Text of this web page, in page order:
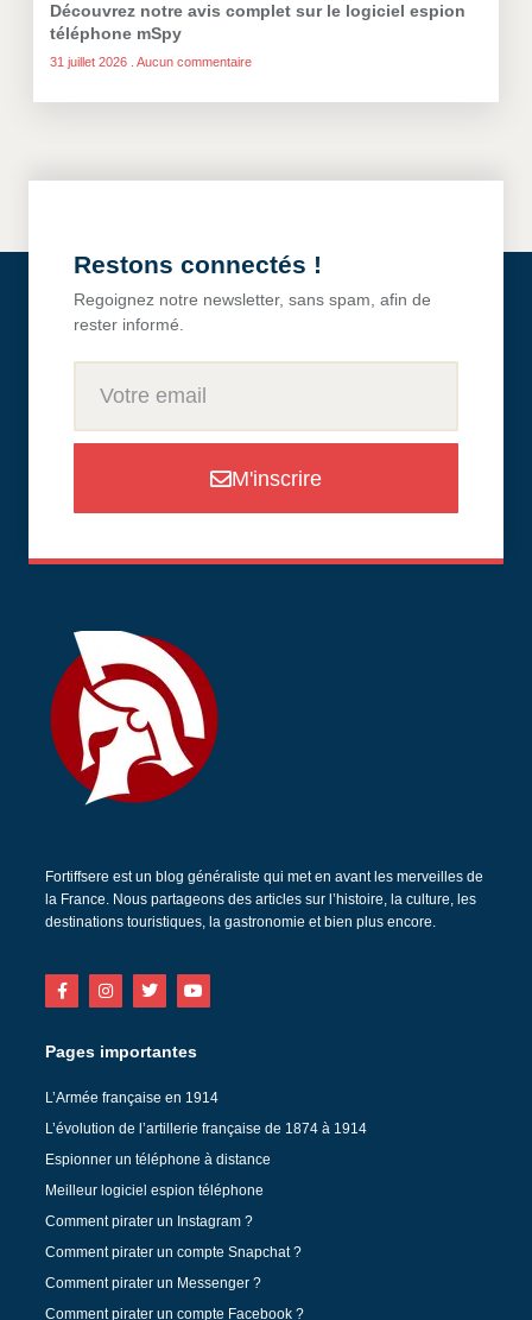
Découvrez notre avis complet sur le logiciel espion
téléphone mSpy
31 juillet 2026 Aucun commentaire
Restons connectés !
Regoignez notre newsletter, sans spam, afin de
rester informé.
M'inscrire
Fortiffsere est un blog généraliste qui met en avant les merveilles de
la France. Nous partageons des articles sur l’histoire, la culture, les
destinations touristiques, la gastronomie et bien plus encore.
Pages importantes
L’Armée française en 1914
L’évolution de l’artillerie française de 1874 à 1914
Espionner un téléphone à distance
Meilleur logiciel espion téléphone
Comment pirater un Instagram ?
Comment pirater un compte Snapchat ?
Comment pirater un Messenger ?
Comment pirater un compte Facebook ?